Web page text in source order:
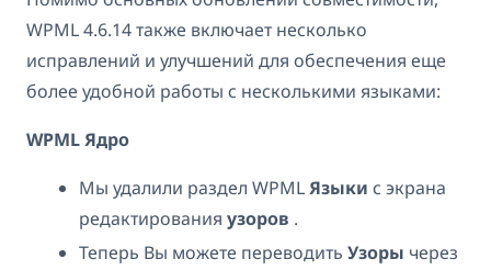
WPML 4.6.14 также включает несколько
исправлений и улучшений для обеспечения еще
более удобной работы с несколькими языками:
WPML Ядро
Мы удалили раздел WPMLЯзыки с экрана
редактирования узоров .
Теперь Вы можете переводить Узоры через